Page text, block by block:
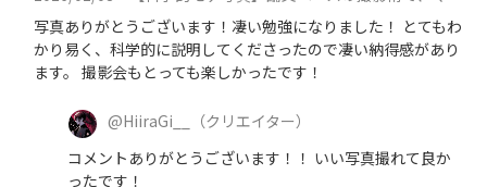
写真ありがとうございます！凄い勉強になりました！ とてもわ
かり易く、科学的に説明してくださったので凄い納得感があり
ます。 撮影会もとっても楽しかったです！
@HiiraGi__
（クリエイター）
コメントありがとうございます！！ いい写真撮れて良か
ったです！